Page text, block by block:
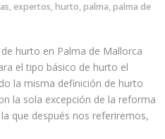
,expertos,hurto,palma,palma de
hurto en Palma de Mallorca
el tipo básico de hurto el
la misma definición de hurto
la sola excepción de la reforma
que después nos referiremos,